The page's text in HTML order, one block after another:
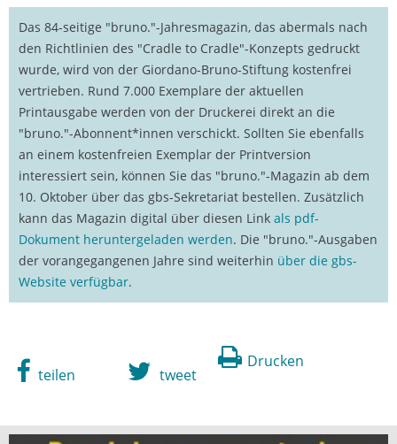
Das 84-seitige "bruno."-Jahresmagazin, das abermals nach
den Richtlinien des "Cradle to Cradle"-Konzepts gedruckt
wurde, wird von der Giordano-Bruno-Stiftung kostenfrei
vertrieben. Rund 7.000 Exemplare der aktuellen
Printausgabe werden von der Druckerei direkt an die
"bruno."-Abonnent*innen verschickt. Sollten Sie ebenfalls
an einem kostenfreien Exemplar der Printversion
interessiert sein, können Sie das "bruno."-Magazin ab dem
10. Oktober über das gbs-Sekretariat bestellen. Zusätzlich
kann das Magazin digital über diesen Linkals pdf-
Dokument heruntergeladen werden. Die "bruno."-Ausgaben
der vorangegangenen Jahre sind weiterhin über die gbs-
Website verfügbar.
Drucken
teilen tweet